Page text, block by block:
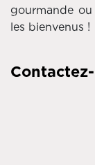
gourmande
les bienvenus !